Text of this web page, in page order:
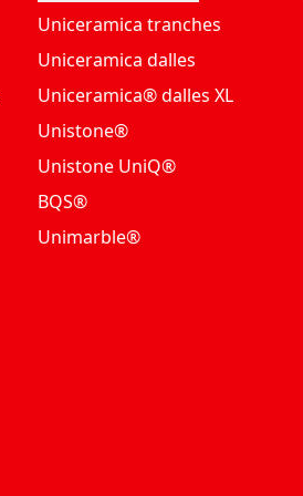
Uniceramica tranches
Uniceramica dalles
Uniceramica® dalles XL
Unistone®
Unistone UniQ®
BQS®
Unimarble®